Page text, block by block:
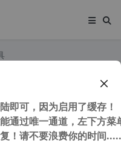
即可，因为启用了缓存！
通过唯一通道，左下方菜
！请不要浪费你的时间